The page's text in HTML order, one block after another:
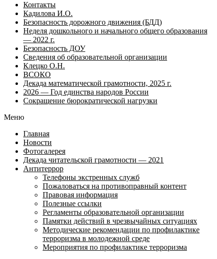
Контакты
Кадилова И.О.
Безопасность дорожного движения (БДД)
Неделя дошкольного и начального общего образования
— 2022 г.
Безопасность ДОУ
Сведения об образовательной организации
Клецко О.Н.
ВСОКО
Декада математической грамотности, 2025 г.
2026 — Год единства народов России
Сокращение бюрократической нагрузки
Меню
Главная
Новости
Фотогалерея
Декада читательской грамотности — 2021
Антитеррор
Телефоны экстренных служб
Пожаловаться на противоправный контент
Правовая информация
Полезные ссылки
Регламенты образовательной организации
Памятки действий в чрезвычайных ситуациях
Методические рекомендации по профилактике
терроризма в молодежной среде
Мероприятия по профилактике терроризма